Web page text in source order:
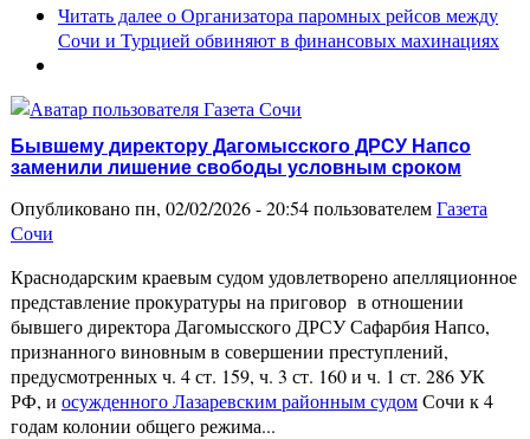
Читать далеео Организатора паромных рейсов между
Сочи и Турцией обвиняют в финансовых махинациях
Бывшему директору Дагомысского ДРСУ Напсо
заменили лишение свободы условным сроком
Опубликовано пн, 02/02/2026 - 20:54 пользователемГазета
Сочи
Краснодарским краевым судом удовлетворено апелляционное
представление прокуратуры на приговор в отношении
бывшего директора Дагомысского ДРСУ Сафарбия Напсо,
признанного виновным в совершении преступлений,
предусмотренных ч. 4 ст. 159, ч. 3 ст. 160 и ч. 1 ст. 286 УК
РФ, и осужденного Лазаревским районным судомСочи к 4
годам колонии общего режима...